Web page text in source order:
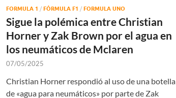
FORMULA 1 / FÓRMULA F1 / FORMULA UNO
Sigue la polémica entre Christian
Horner y Zak Brown por el agua en
los neumáticos de Mclaren
07/05/2025
Christian Horner respondió al uso de una botella
de «agua para neumáticos» por parte de Zak